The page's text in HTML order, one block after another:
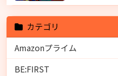
カテゴリ
Amazonプライム
BE:FIRST